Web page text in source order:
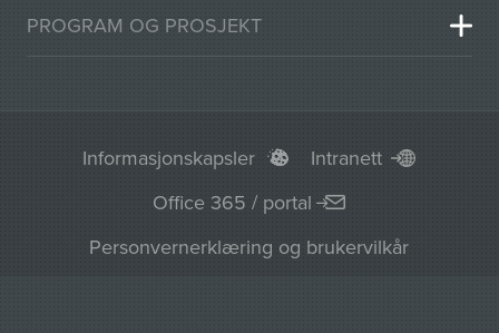
PROGRAM OG PROSJEKT
Informasjonskapsler
Intranett
Office 365 / portal
Personvernerklæring og brukervilkår